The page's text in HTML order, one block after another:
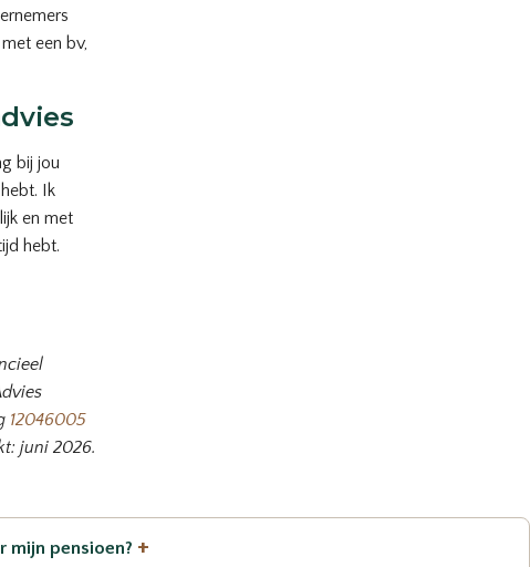
een bv,
bij jou
Ik
en met
hebt.
12046005
juni 2026.
mijn pensioen? +